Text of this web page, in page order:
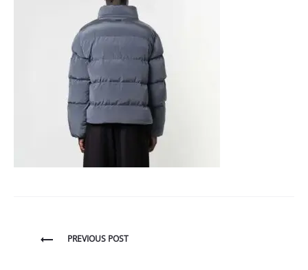
BerichtPREVIOUS POST